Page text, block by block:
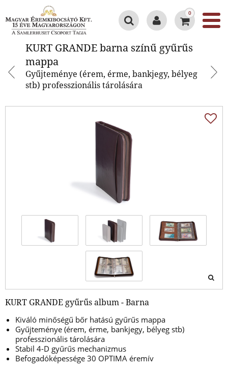
0
KURT GRANDE barna színű gyűrűs
mappa
Gyűjteménye (érem, érme, bankjegy, bélyeg
stb) professzionális tárolására
KURT GRANDE gyűrűs album - Barna
Kiváló minőségű bőr hatású gyűrűs mappa
Gyűjteménye (érem, érme, bankjegy, bélyeg stb)
professzionális tárolására
Stabil 4-D gyűrűs mechanizmus
Befogadóképessége 30 OPTIMA éremív
KURT GRANDE barna színű
gyűrűs mappa